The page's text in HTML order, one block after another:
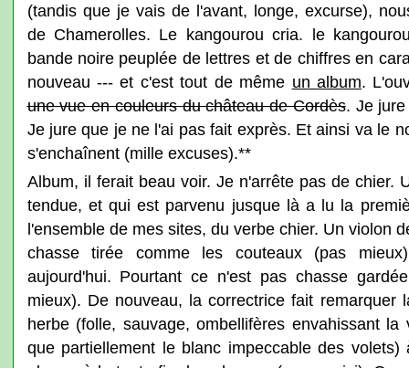
(tandis que je vais de l'avant, longe, excurse),
de Chamerolles. Le kangourou cria. le
bande noire peuplée de lettres et de chiffres en
nouveau --- et c'est tout de même un album.
une vue en couleurs du château de Cordès. Je
Je jure que je ne l'ai pas fait exprès. Et ainsi va le
s'enchaînent (mille excuses).**
Album, il ferait beau voir. Je n'arrête pas de chier.
tendue, et qui est parvenu jusque là a lu la
l'ensemble de mes sites, du verbe chier. Un violon
chasse tirée comme les couteaux (pas
aujourd'hui. Pourtant ce n'est pas chasse
mieux). De nouveau, la correctrice fait remarquer
herbe (folle, sauvage, ombellifères envahissant
que partiellement le blanc impeccable des